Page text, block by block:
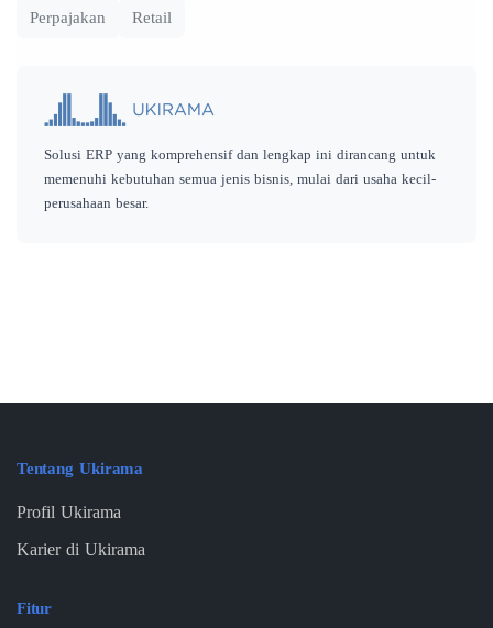
Perpajakan Retail
Solusi ERP yang komprehensif dan lengkap ini dirancang untuk
memenuhi kebutuhan semua jenis bisnis, mulai dari usaha kecil-
perusahaan besar.
Tentang Ukirama
Profil Ukirama
Karier di Ukirama
Fitur